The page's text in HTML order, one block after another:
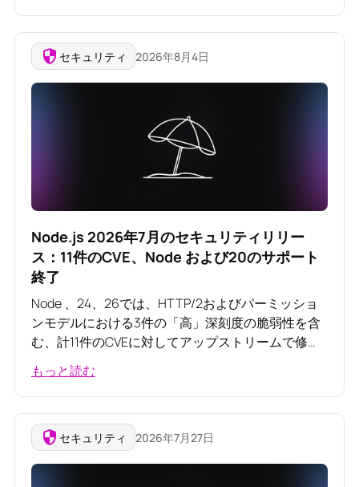
セキュリティ 2026年8月4日
Node.js 2026年7月のセキュリティリリー
ス：11件のCVE、Node および20のサポート
終了
Node 、24、26では、HTTP/2およびパーミッショ
ンモデルにおける3件の「高」深刻度の脆弱性を含
む、計11件のCVEに対してアップストリームで修正
が適用されました。Node 20には修正が適用されま
せんでしたが、サポート終了（EOL）となったこれ
ら2つのバージョンでも、7月には依然として1億
3600万回以上のダウンロードを記録しました。
もっと読む
セキュリティ 2026年7月27日